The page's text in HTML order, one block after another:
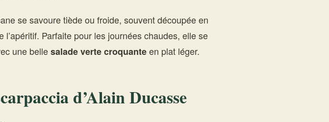
se savoure tiède ou froide, souvent découpée en
l’apéritif. Parfaite pour les journées chaudes, elle se
une bellesalade verte croquanteen plat léger.
d’Alain Ducasse